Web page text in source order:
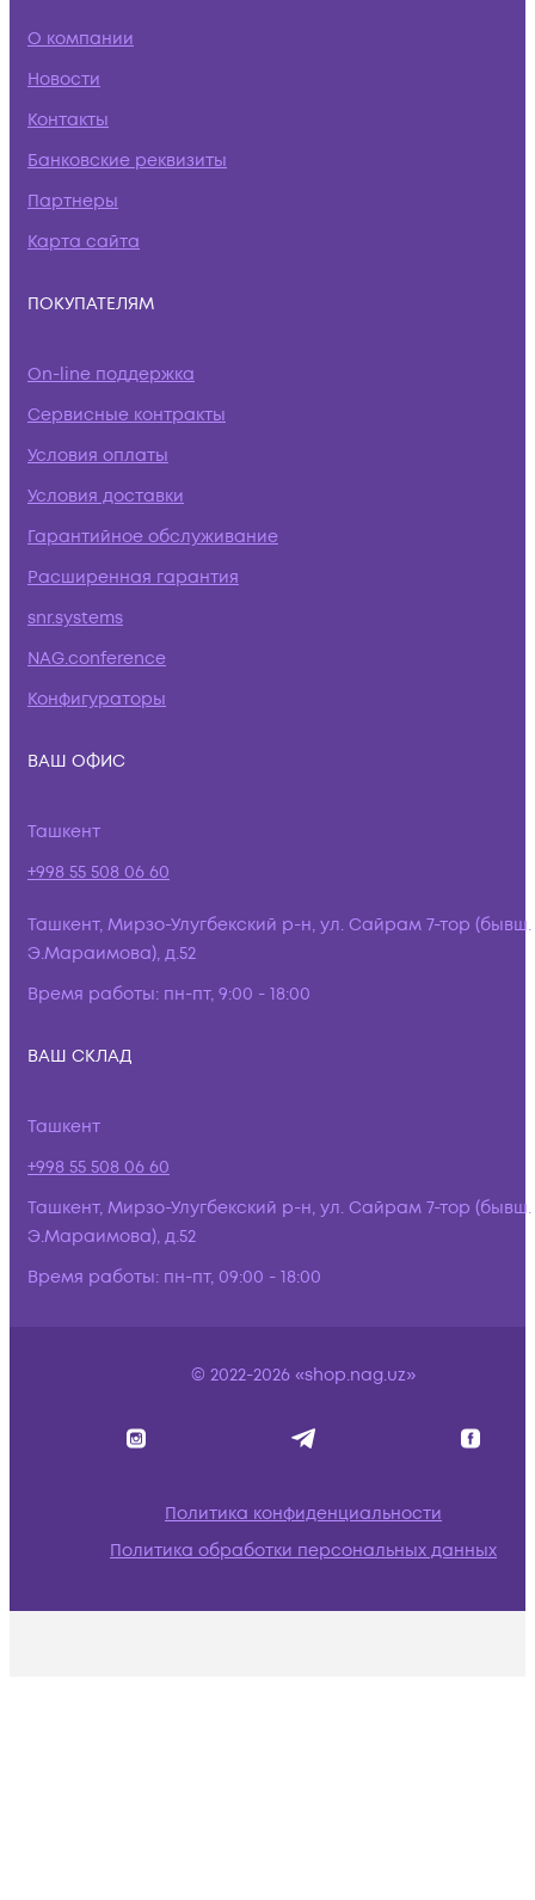
О компании
Новости
Контакты
Банковские реквизиты
Партнеры
Карта сайта
ПОКУПАТЕЛЯМ
On-line поддержка
Сервисные контракты
Условия оплаты
Условия доставки
Гарантийное обслуживание
Расширенная гарантия
snr.systems
NAG.conference
Конфигураторы
ВАШ ОФИС
Ташкент
+998 55 508 06 60
Ташкент, Мирзо-Улугбекский р-н, ул. Сайрам 7-тор (бывш.
Э.Мараимова), д.52
Время работы: пн-пт, 9:00 - 18:00
ВАШ СКЛАД
Ташкент
+998 55 508 06 60
Ташкент, Мирзо-Улугбекский р-н, ул. Сайрам 7-тор (бывш.
Э.Мараимова), д.52
Время работы: пн-пт, 09:00 - 18:00
© 2022-2026 «shop.nag.uz»
Политика конфиденциальности
Политика обработки персональных данных